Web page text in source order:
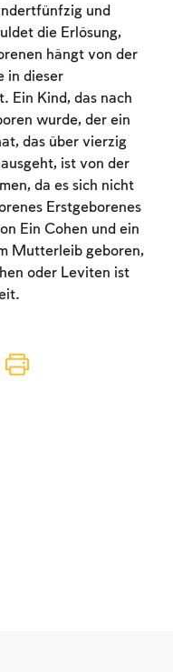
und
die Erlösung,
hängt von der
in dieser
Ein Kind, das nach
wurde, der ein
das über vierzig
ist von der
da es sich nicht
Erstgeborenes
Ein Cohen und ein
Mutterleib geboren,
oder Leviten ist
you'll need
in.